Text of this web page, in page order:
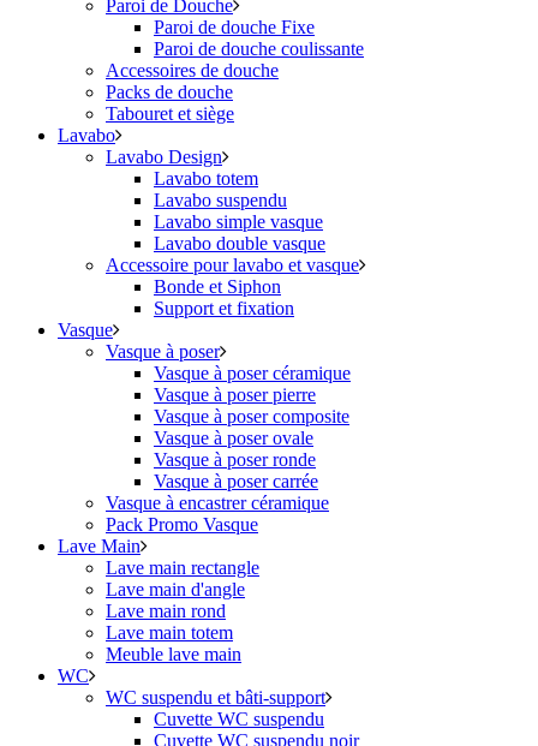
Paroi de Douche
Paroi de douche Fixe
Paroi de douche coulissante
Accessoires de douche
Packs de douche
Tabouret et siège
Lavabo
Lavabo Design
Lavabo totem
Lavabo suspendu
Lavabo simple vasque
Lavabo double vasque
Accessoire pour lavabo et vasque
Bonde et Siphon
Support et fixation
Vasque
Vasque à poser
Vasque à poser céramique
Vasque à poser pierre
Vasque à poser composite
Vasque à poser ovale
Vasque à poser ronde
Vasque à poser carrée
Vasque à encastrer céramique
Pack Promo Vasque
Lave Main
Lave main rectangle
Lave main d'angle
Lave main rond
Lave main totem
Meuble lave main
WC
WC suspendu et bâti-support
Cuvette WC suspendu
Cuvette WC suspendu noir